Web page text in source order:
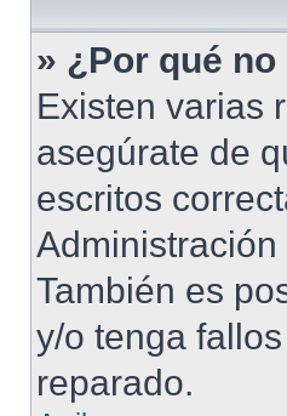
» ¿Por qué
Existen varias
asegúrate de
escritos
También es
y/o tenga
reparado.